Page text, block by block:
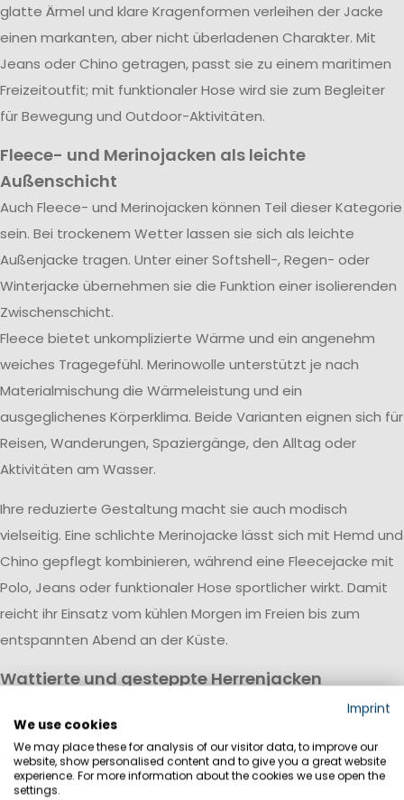
glatte Ärmel und klare Kragenformen verleihen der Jacke
einen markanten, aber nicht überladenen Charakter. Mit
Jeans oder Chino getragen, passt sie zu einem maritimen
Freizeitoutfit; mit funktionaler Hose wird sie zum Begleiter
für Bewegung und Outdoor-Aktivitäten.
Fleece- und Merinojacken als leichte
Außenschicht
Auch Fleece- und Merinojacken können Teil dieser Kategorie
sein. Bei trockenem Wetter lassen sie sich als leichte
Außenjacke tragen. Unter einer Softshell-, Regen- oder
Winterjacke übernehmen sie die Funktion einer isolierenden
Zwischenschicht.
Fleece bietet unkomplizierte Wärme und ein angenehm
weiches Tragegefühl. Merinowolle unterstützt je nach
Materialmischung die Wärmeleistung und ein
ausgeglichenes Körperklima. Beide Varianten eignen sich für
Reisen, Wanderungen, Spaziergänge, den Alltag oder
Aktivitäten am Wasser.
Ihre reduzierte Gestaltung macht sie auch modisch
vielseitig. Eine schlichte Merinojacke lässt sich mit Hemd und
Chino gepflegt kombinieren, während eine Fleecejacke mit
Polo, Jeans oder funktionaler Hose sportlicher wirkt. Damit
reicht ihr Einsatz vom kühlen Morgen im Freien bis zum
entspannten Abend an der Küste.
Wattierte und gesteppte Herrenjacken
Wattierte Herrenjacken sorgen für zusätzliche Wärme, ohne
zwangsläufig schwer oder voluminös zu sein. Leichte
synthetische Füllungen eignen sich für kühle Tage in der
Übergangszeit und können je nach Schnitt auch als
Imprint
We use cookies
We may place these for analysis of our visitor data, to improve our
website, show personalised content and to give you a great website
experience. For more information about the cookies we use open the
settings.